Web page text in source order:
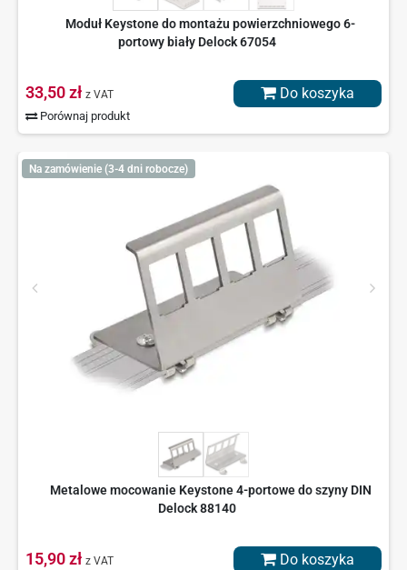
Moduł Keystone do montażu powierzchniowego 6-
portowy biały Delock 67054
33,50 zł z VAT
Porównaj produkt
Do koszyka
Na zamówienie (3-4 dni robocze)
Metalowe mocowanie Keystone 4-portowe do szyny DIN
Delock 88140
15,90 zł z VAT Do koszyka